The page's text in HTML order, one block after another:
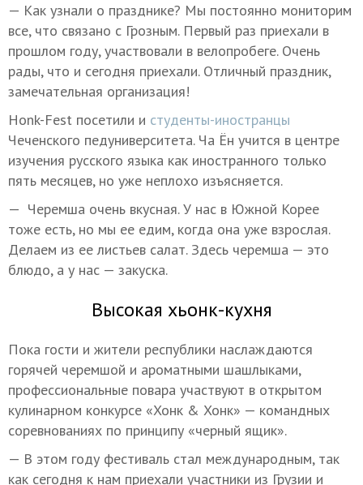
— Как узнали о празднике? Мы постоянно мониторим
все, что связано с Грозным. Первый раз приехали в
прошлом году, участвовали в велопробеге. Очень
рады, что и сегодня приехали. Отличный праздник,
замечательная организация!
Honk-Fest посетили и студенты-иностранцы
Чеченского педуниверситета. Ча Ён учится в центре
изучения русского языка как иностранного только
пять месяцев, но уже неплохо изъясняется.
— Черемша очень вкусная. У нас в Южной Корее
тоже есть, но мы ее едим, когда она уже взрослая.
Делаем из ее листьев салат. Здесь черемша — это
блюдо, а у нас — закуска.
Высокая хьонк-кухня
Пока гости и жители республики наслаждаются
горячей черемшой и ароматными шашлыками,
профессиональные повара участвуют в открытом
кулинарном конкурсе «Хонк & Хонк» — командных
соревнованиях по принципу «черный ящик».
— В этом году фестиваль стал международным, так
как сегодня к нам приехали участники из Грузии и